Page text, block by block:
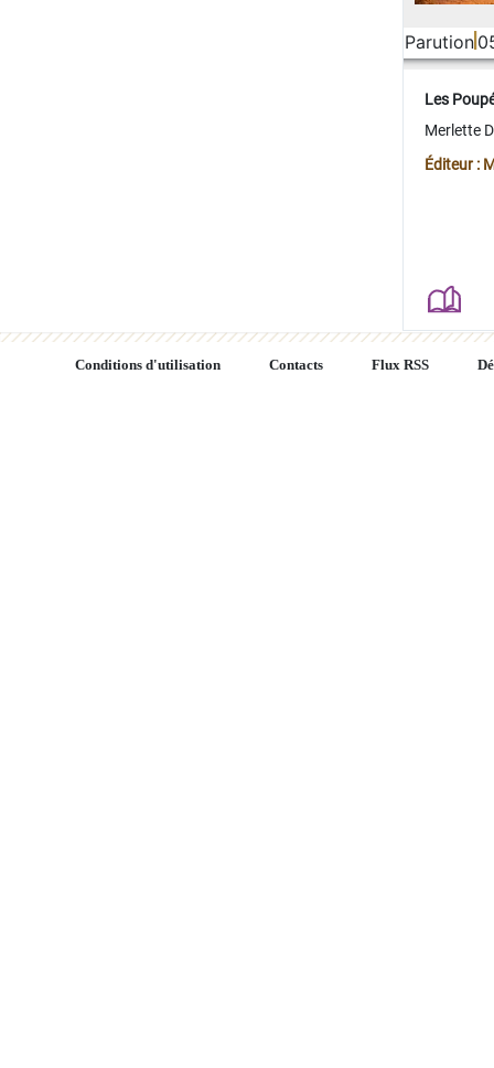
Parution
Les
Merlette
Éditeur :
Conditions d'utilisation Contacts Flux RSS